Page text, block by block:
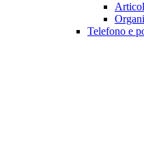
Telefono e